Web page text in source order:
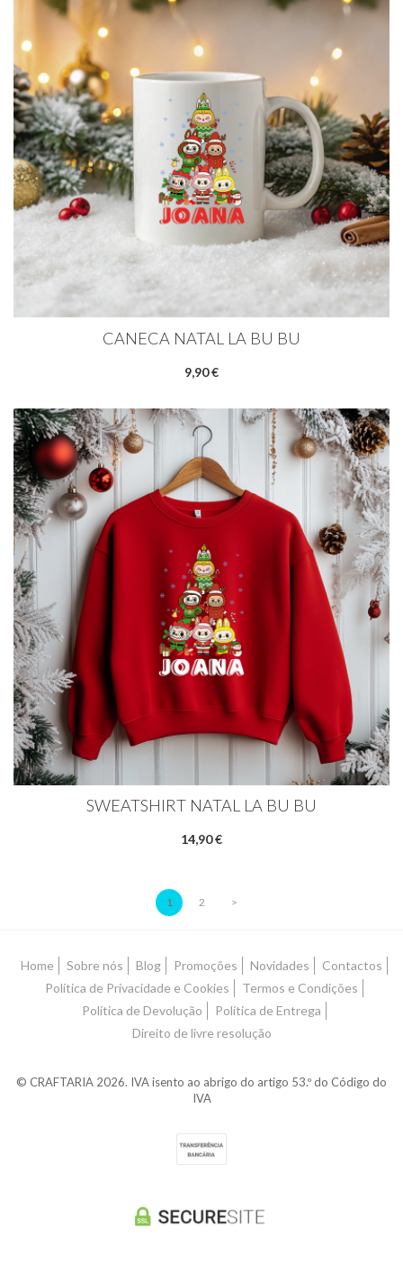
CANECA NATAL LA BU BU
9,90 €
SWEATSHIRT NATAL LA BU BU
14,90 €
1 2 >
Home Sobre nós Blog Promoções Novidades
Contactos
Política de Privacidade e Cookies
Termos e Condições
Política de Devolução
Política de Entrega
Direito de livre resolução
© CRAFTARIA 2026. IVA isento ao abrigo do artigo 53.º do Código do
IVA